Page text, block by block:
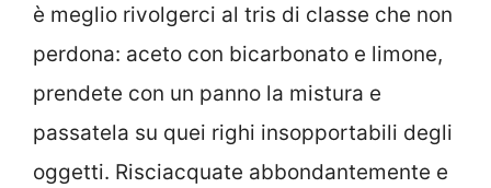
è meglio rivolgerci al tris di classe che non
perdona: aceto con bicarbonato e limone,
prendete con un panno la mistura e
passatela su quei righi insopportabili degli
oggetti. Risciacquate abbondantemente e